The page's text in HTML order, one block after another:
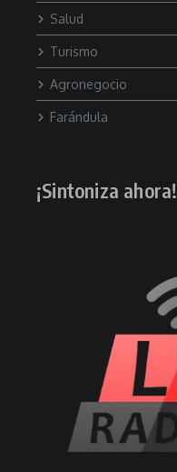
Salud
Turismo
Agronegocio
Farándula
¡Sintoniza ahora!